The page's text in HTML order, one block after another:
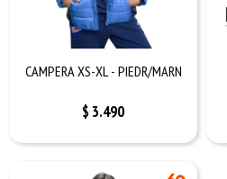
CAMPERA XS-XL - PIEDR/MARN
$ 3.490